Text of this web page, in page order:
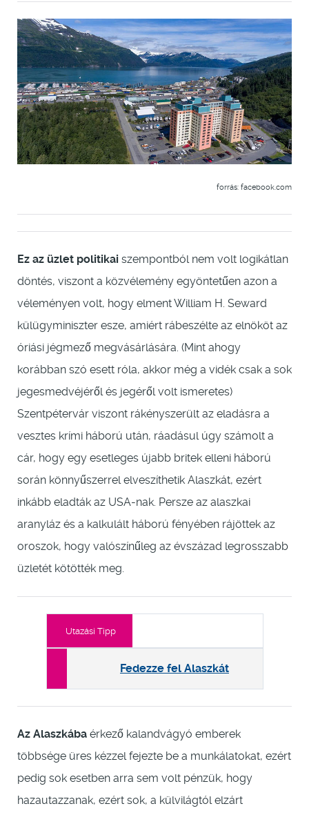
forrás: facebook.com
Ez az üzlet politikai szempontból nem volt logikátlan
döntés, viszont a közvélemény egyöntetűen azon a
véleményen volt, hogy elment William H. Seward
külügyminiszter esze, amiért rábeszélte az elnököt az
óriási jégmező megvásárlására. (Mint ahogy
korábban szó esett róla, akkor még a vidék csak a sok
jegesmedvéjéről és jegéről volt ismeretes)
Szentpétervár viszont rákényszerült az eladásra a
vesztes krími háború után, ráadásul úgy számolt a
cár, hogy egy esetleges újabb britek elleni háború
során könnyűszerrel elveszíthetik Alaszkát, ezért
inkább eladták az USA-nak. Persze az alaszkai
aranyláz és a kalkulált háború fényében rájöttek az
oroszok, hogy valószínűleg az évszázad legrosszabb
üzletét kötötték meg.
Utazási Tipp
Fedezze fel Alaszkát
Az Alaszkába érkező kalandvágyó emberek
többsége üres kézzel fejezte be a munkálatokat, ezért
pedig sok esetben arra sem volt pénzük, hogy
hazautazzanak, ezért sok, a külvilágtól elzárt